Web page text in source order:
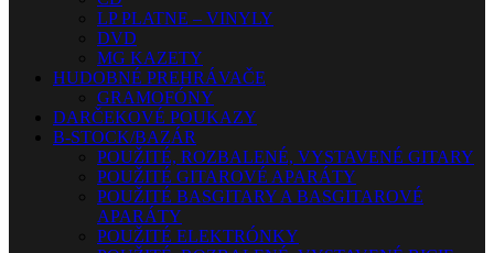
LP PLATNE – VINYLY
DVD
MG KAZETY
HUDOBNÉ PREHRÁVAČE
GRAMOFÓNY
DARČEKOVÉ POUKAZY
B-STOCK/BAZÁR
POUŽITÉ, ROZBALENÉ, VYSTAVENÉ GITARY
POUŽITÉ GITAROVÉ APARÁTY
POUŽITÉ BASGITARY A BASGITAROVÉ
APARÁTY
POUŽITÉ ELEKTRÓNKY